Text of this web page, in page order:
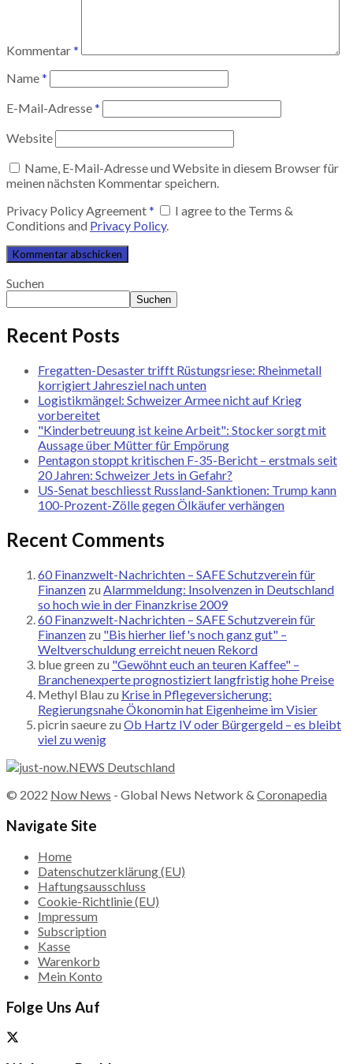
Kommentar*
Name*
E-Mail-Adresse*
Website
Name, E-Mail-Adresse und Website in diesem Browser für
meinen nächsten Kommentar speichern.
Privacy Policy Agreement*
I agree to the Terms &
Conditions and Privacy Policy.
Suchen
Suchen
Recent Posts
Fregatten-Desaster trifft Rüstungsriese: Rheinmetall
korrigiert Jahresziel nach unten
Logistikmängel: Schweizer Armee nicht auf Krieg
vorbereitet
"Kinderbetreuung ist keine Arbeit": Stocker sorgt mit
Aussage über Mütter für Empörung
Pentagon stoppt kritischen F-35-Bericht – erstmals seit
20 Jahren: Schweizer Jets in Gefahr?
US-Senat beschliesst Russland-Sanktionen: Trump kann
100-Prozent-Zölle gegen Ölkäufer verhängen
Recent Comments
60 Finanzwelt-Nachrichten – SAFE Schutzverein für
Finanzen zu Alarmmeldung: Insolvenzen in Deutschland
so hoch wie in der Finanzkrise 2009
60 Finanzwelt-Nachrichten – SAFE Schutzverein für
Finanzen zu "Bis hierher lief's noch ganz gut" –
Weltverschuldung erreicht neuen Rekord
blue green zu "Gewöhnt euch an teuren Kaffee" –
Branchenexperte prognostiziert langfristig hohe Preise
Methyl Blau zu Krise in Pflegeversicherung:
Regierungsnahe Ökonomin hat Eigenheime im Visier
picrin saeure zu Ob Hartz IV oder Bürgergeld – es bleibt
viel zu wenig
© 2022 Now News - Global News Network & Coronapedia
Navigate Site
Home
Datenschutzerklärung (EU)
Haftungsausschluss
Cookie-Richtlinie (EU)
Impressum
Subscription
Kasse
Warenkorb
Mein Konto
Folge Uns Auf